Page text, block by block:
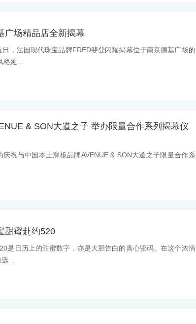
广场精品店全新揭幕
日，法国现代珠宝品牌FRED斐登闪耀揭幕位于南京德基广场的
延...
& SON大道之子 举办限量合作系列揭幕仪
庆祝与中国本土滑板品牌AVENUE & SON大道之子限量合作系
甜蜜赴约520
是日历上的甜蜜数字，亦是大胆告白的真心密码。在这个浓情
...